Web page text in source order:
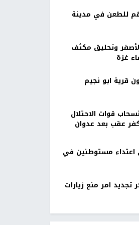
للطعن في مدينة
وتحليق مكثف
غزة
قرية ابو نجيم
قوات الاحتلال
عقب بعد عدوان
اعتداء مستوطنين في
تجديد امر منع زيارات